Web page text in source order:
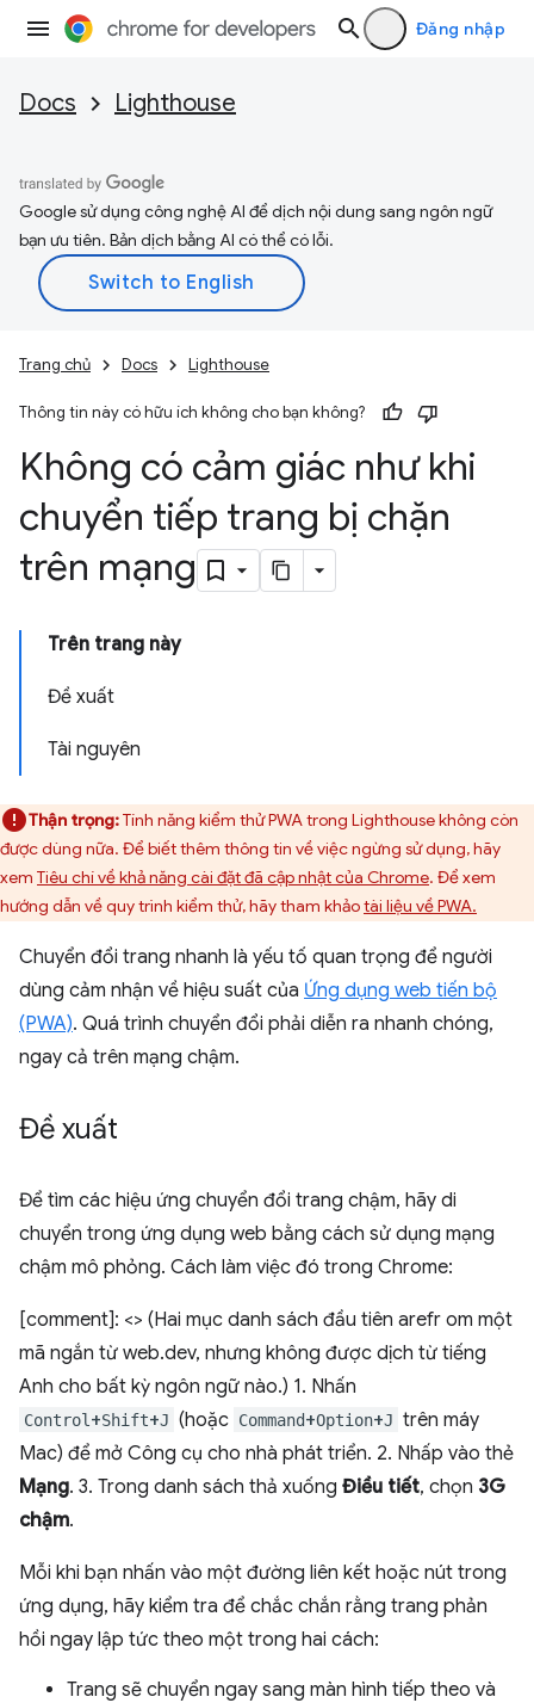
Đăng nhập
Docs Lighthouse
Google sử dụng công nghệ AI để dịch nội dung sang ngôn ngữ
bạn ưu tiên. Bản dịch bằng AI có thể có lỗi.
Trang chủ Docs Lighthouse
Thông tin này có hữu ích không cho bạn không?
Không có cảm giác như khi
chuyển tiếp trang bị chặn
trên mạng
Trên trang này
Đề xuất
Tài nguyên
Thận trọng:Tính năng kiểm thử PWA trong Lighthouse không còn
được dùng nữa. Để biết thêm thông tin về việc ngừng sử dụng, hãy
xem Tiêu chí về khả năng cài đặt đã cập nhật của Chrome. Để xem
hướng dẫn về quy trình kiểm thử, hãy tham khảotài liệu về PWA.
Chuyển đổi trang nhanh là yếu tố quan trọng để người
dùng cảm nhận về hiệu suất của Ứng dụng web tiến bộ
(PWA). Quá trình chuyển đổi phải diễn ra nhanh chóng,
ngay cả trên mạng chậm.
Đề xuất
Để tìm các hiệu ứng chuyển đổi trang chậm, hãy di
chuyển trong ứng dụng web bằng cách sử dụng mạng
chậm mô phỏng. Cách làm việc đó trong Chrome:
[comment]: <> (Hai mục danh sách đầu tiên arefr om một
mã ngắn từ web.dev, nhưng không được dịch từ tiếng
Anh cho bất kỳ ngôn ngữ nào.) 1. Nhấn
Control +Shift+J (hoặc Command+Option+J trên máy
Mac) để mở Công cụ cho nhà phát triển. 2. Nhấp vào thẻ
Mạng. 3. Trong danh sách thả xuống Điều tiết, chọn 3G
chậm.
Mỗi khi bạn nhấn vào một đường liên kết hoặc nút trong
ứng dụng, hãy kiểm tra để chắc chắn rằng trang phản
hồi ngay lập tức theo một trong hai cách:
Trang sẽ chuyển ngay sang màn hình tiếp theo và